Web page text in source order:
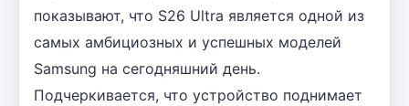
показывают, что S26 Ultra является одной из
самых амбициозных и успешных моделей
Samsung на сегодняшний день.
Подчеркивается, что устройство поднимает